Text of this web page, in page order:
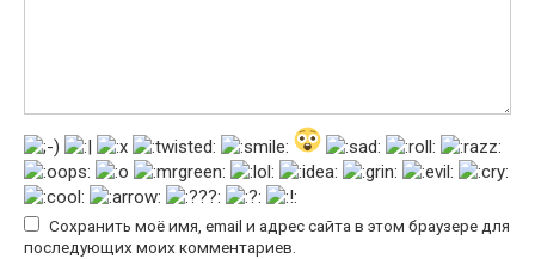
Сохранить моё имя, email и адрес сайта в этом браузере для
последующих моих комментариев.